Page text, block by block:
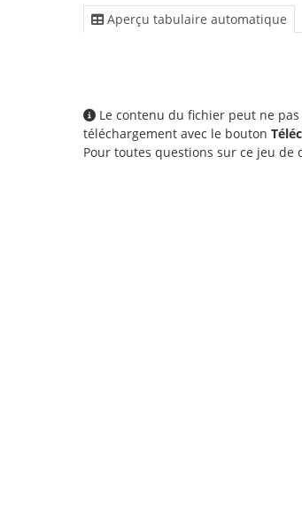
Aperçu tabulaire automatique
Le contenu du fichier peut ne
téléchargement avec le bouton
Pour toutes questions sur ce jeu